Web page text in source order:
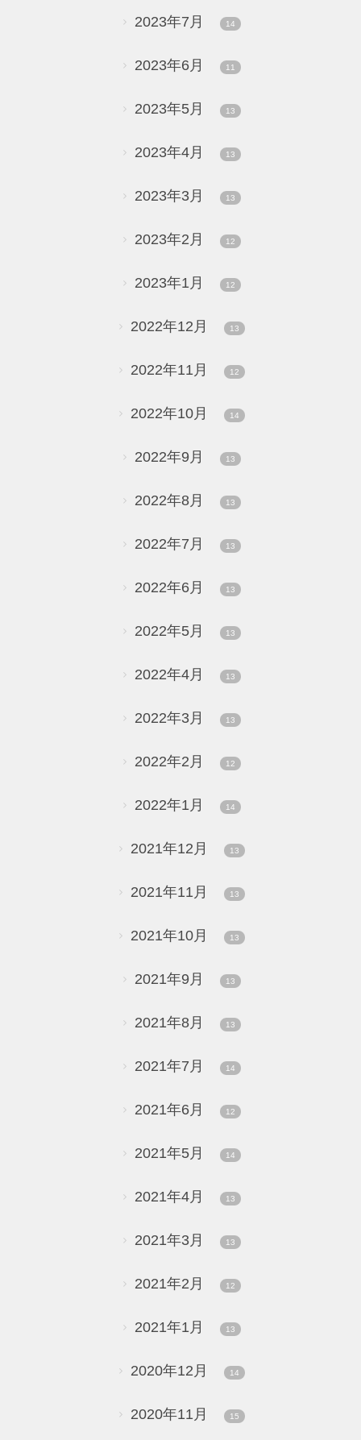
2023年7月 14
2023年6月 11
2023年5月 13
2023年4月 13
2023年3月 13
2023年2月 12
2023年1月 12
2022年12月 13
2022年11月 12
2022年10月 14
2022年9月 13
2022年8月 13
2022年7月 13
2022年6月 13
2022年5月 13
2022年4月 13
2022年3月 13
2022年2月 12
2022年1月 14
2021年12月 13
2021年11月 13
2021年10月 13
2021年9月 13
2021年8月 13
2021年7月 14
2021年6月 12
2021年5月 14
2021年4月 13
2021年3月 13
2021年2月 12
2021年1月 13
2020年12月 14
2020年11月 15